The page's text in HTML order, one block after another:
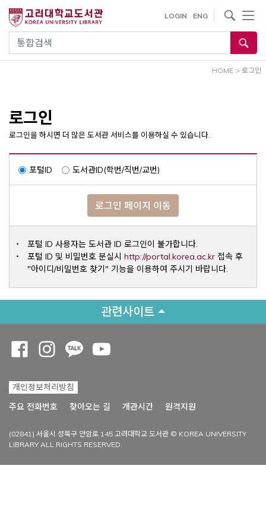
건
통합검색
LOGIN ENG
사이트내 검색
HOME > 로그인
로그인
로그인을 하시면 더 많은 도서관 서비스를 이용하실 수 있습니다.
포털ID 도서관ID(학번/직번/교번)
로그인 페이지 이동
포털 ID 사용자는 도서관 ID 로그인이 불가합니다.
포털 ID 및 비밀번호 분실시 http://portal.korea.ac.krOpens a
접속 후
"아이디/비밀번호 찾기" 기능을 이용하여 주시기 바랍니다.
관련사이트
개인정보처리방침
주요 전화번호
찾아오는 길 개관시간 원격지원
(02841) 서울시 성북구 안암로 145 고려대학교 도서관 © KOREA UNIVERSITY
LIBRARY ALL RIGHTS RESERVED.
Opens a new window
Opens a new window
Opens a new window